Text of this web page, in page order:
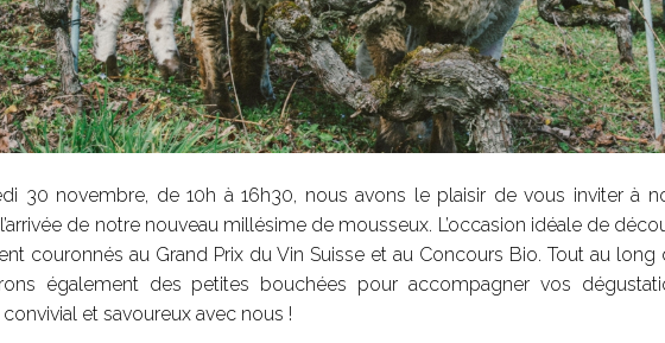
30 novembre, de 10h à 16h30, nous avons le plaisir de vous inviter à
de notre nouveau millésime de mousseux. L’occasion idéale de
couronnés au Grand Prix du Vin Suisse et au Concours Bio. Tout au
également des petites bouchées pour accompagner vos
et savoureux avec nous !